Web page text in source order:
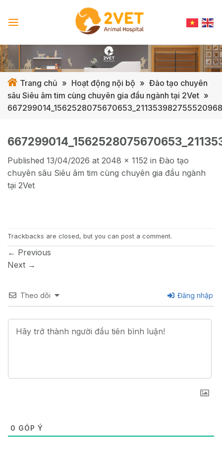
Trang chủ » Hoạt động nội bộ » Đào tạo chuyên
sâu Siêu âm tim cùng chuyên gia đầu ngành tại 2Vet »
Published 13/04/2026 at 2048 × 1152 in Đào tạo
chuyên sâu Siêu âm tim cùng chuyên gia đầu ngành
tại 2Vet
Trackbacks are closed, but you can post a comment.
← Previous
Next →
Theo dõi Đăng nhập
0 GÓP Ý